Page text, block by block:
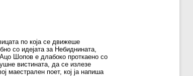
по која се движеше
со идејата за Небиднината,
Шопов е длабоко проткаено со
вистината, да се излезе
маестрален поет, кој ја напиша